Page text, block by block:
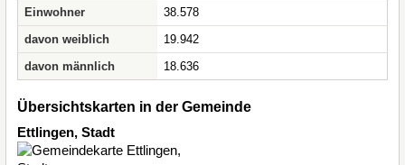
Einwohner
38.578
davon weiblich
19.942
davon männlich
18.636
Übersichtskarten in der Gemeinde
Ettlingen, Stadt